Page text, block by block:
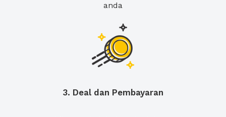
anda
3. Deal dan Pembayaran